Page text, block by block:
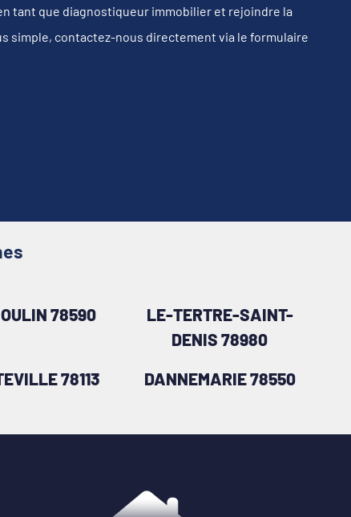
tant que diagnostiqueur immobilier et rejoindre la
simple, contactez-nous directement via le formulaire
78590
LE-TERTRE-SAINT-
DENIS 78980
78113 DANNEMARIE 78550